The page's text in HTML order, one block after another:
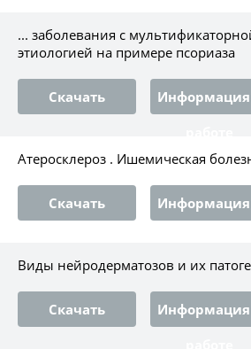
... заболевания с
этиологией на примере псориаза
Скачать
Атеросклероз . Ишемическая
Скачать
Виды нейродерматозов и их
Скачать